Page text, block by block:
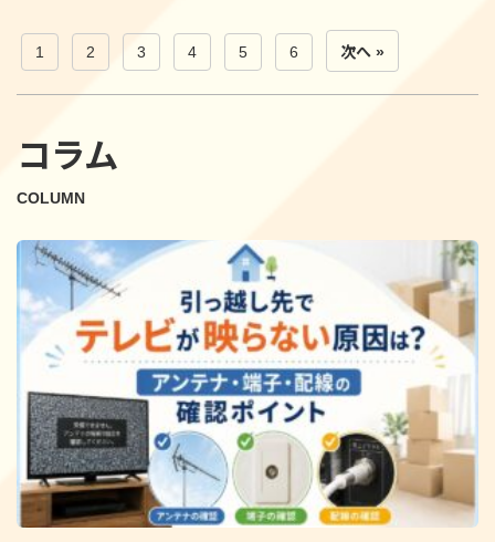
1 2 3 4 5 6 次へ »
コラム
COLUMN